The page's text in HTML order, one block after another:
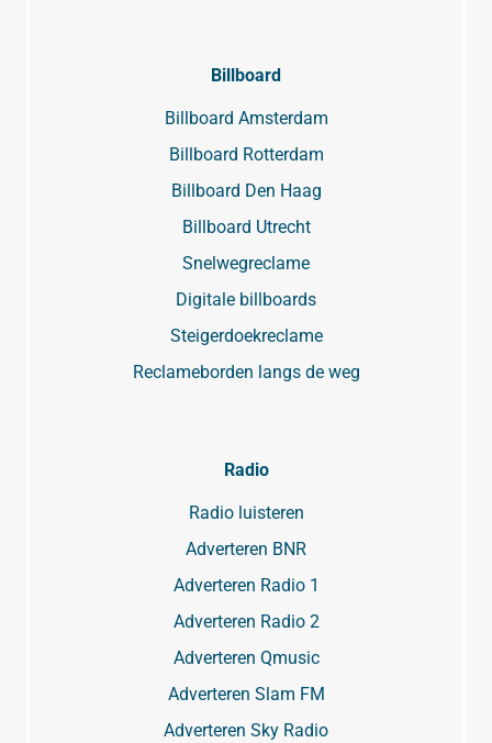
Billboard
Billboard Amsterdam
Billboard Rotterdam
Billboard Den Haag
Billboard Utrecht
Snelwegreclame
Digitale billboards
Steigerdoekreclame
Reclameborden langs de weg
Radio
Radio luisteren
Adverteren BNR
Adverteren Radio 1
Adverteren Radio 2
Adverteren Qmusic
Adverteren Slam FM
Adverteren Sky Radio